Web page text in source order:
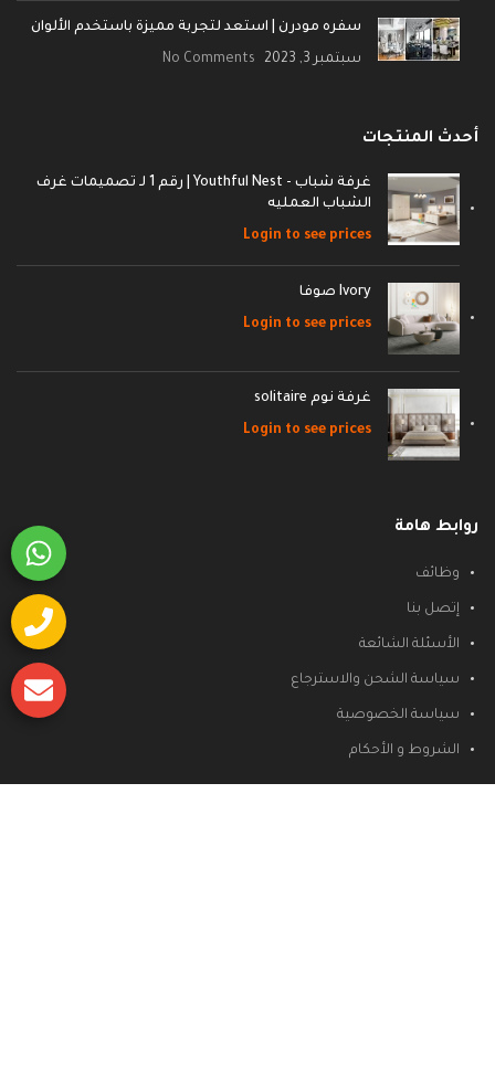
سفره مودرن | استعد لتجربة مميزة باستخدم الألوان
سبتمبر 3, 2023 No Comments
أحدث المنتجات
غرفة شباب - Youthful Nest | رقم 1 لـ تصميمات غرف
الشباب العمليه
Login to see prices
Ivory صوفا
Login to see prices
غرفة نوم solitaire
Login to see prices
روابط هامة
وظائف
إتصل بنا
الأسئلة الشائعة
سياسة الشحن والاسترجاع
سياسة الخصوصية
الشروط و الأحكام